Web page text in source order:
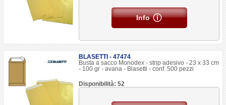
Info
BLASETTI - 47474
Busta a sacco Monodex - strip adesivo - 23 x 33 cm
- 100 gr - avana - Blasetti - conf. 500 pezzi
Disponibilità: 52